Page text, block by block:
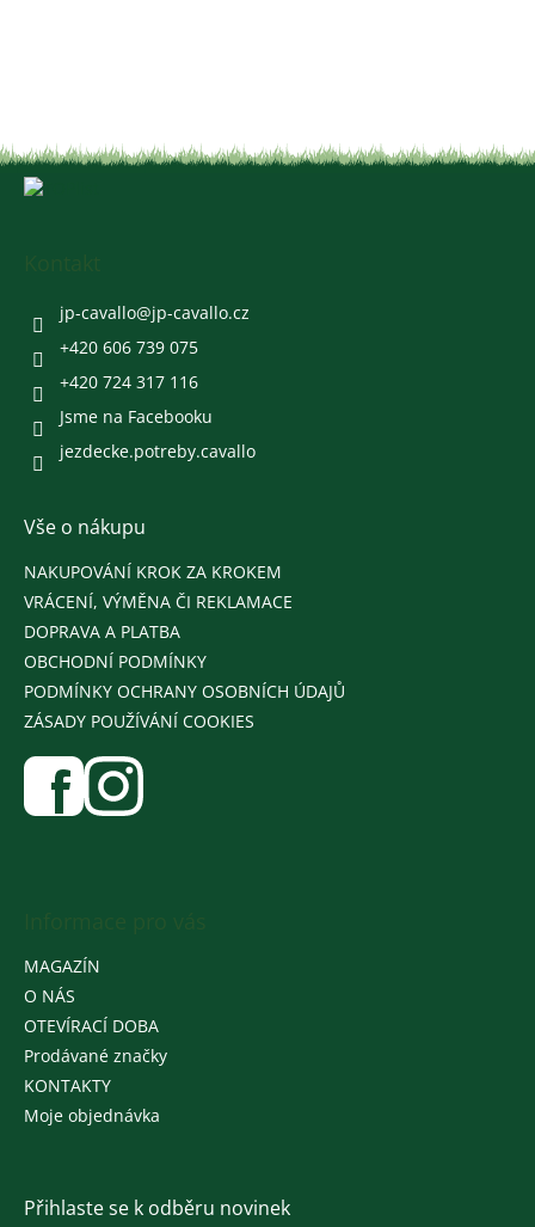
jp-cavallo@jp-cavallo.cz
+420 606 739 075
+420 724 317 116
Jsme na Facebooku
jezdecke.potreby.cavallo
Vše o nákupu
NAKUPOVÁNÍ KROK ZA KROKEM
VRÁCENÍ, VÝMĚNA ČI REKLAMACE
DOPRAVA A PLATBA
OBCHODNÍ PODMÍNKY
PODMÍNKY OCHRANY OSOBNÍCH ÚDAJŮ
ZÁSADY POUŽÍVÁNÍ COOKIES
MAGAZÍN
O NÁS
OTEVÍRACÍ DOBA
Prodávané značky
KONTAKTY
Moje objednávka
Přihlaste se k odběru novinek